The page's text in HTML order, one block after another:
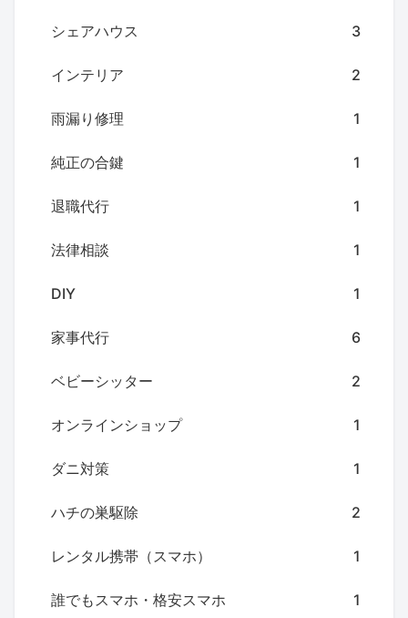
シェアハウス 3
インテリア 2
雨漏り修理 1
純正の合鍵 1
退職代行 1
法律相談 1
DIY 1
家事代行 6
ベビーシッター 2
オンラインショップ 1
ダニ対策 1
ハチの巣駆除 2
レンタル携帯（スマホ） 1
誰でもスマホ・格安スマホ 1